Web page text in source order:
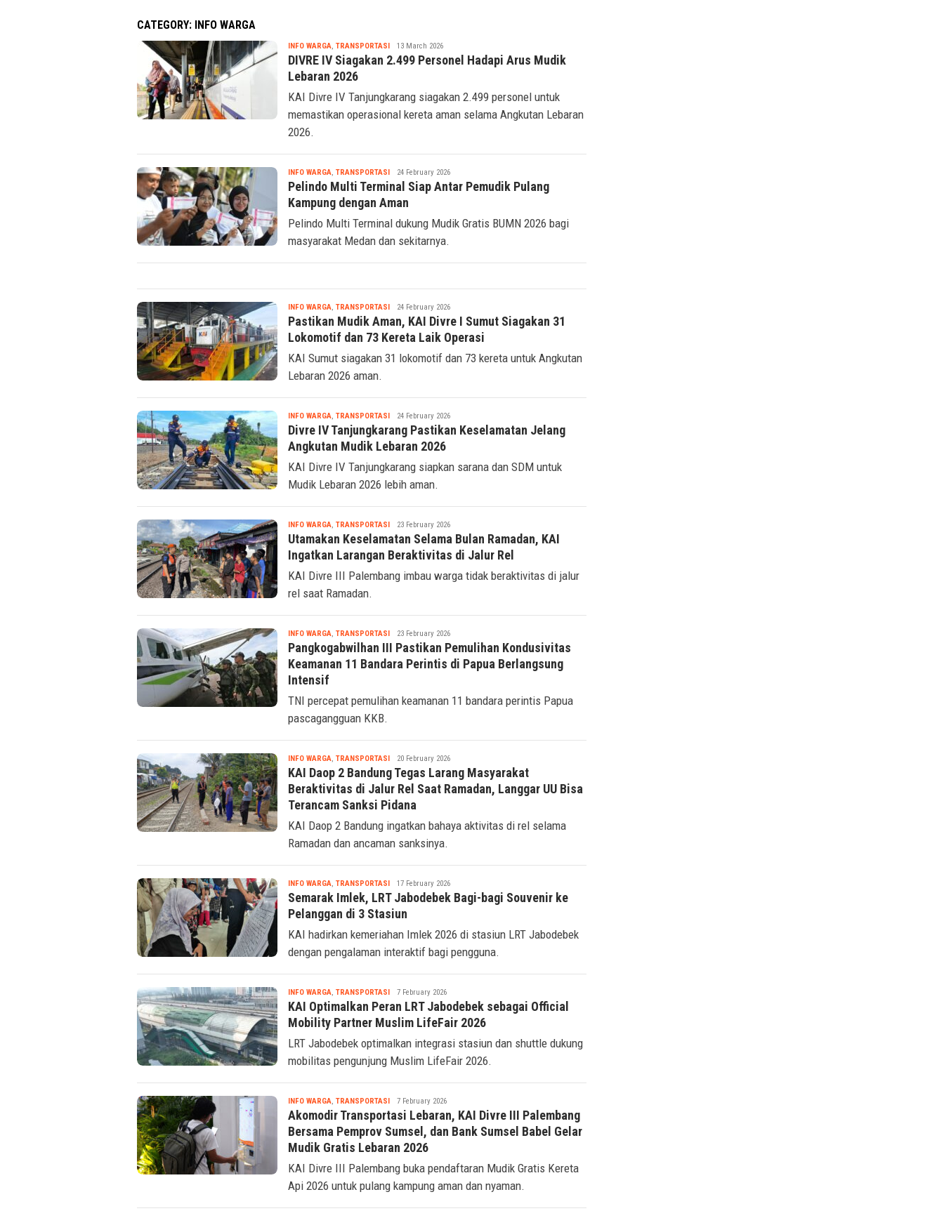
INFO WARGA, TRANSPORTASITsaqif
13 March 2026
DIVRE IV Siagakan 2.499 Personel Hadapi Arus Mudik
KAI Divre IV Tanjungkarang siagakan 2.499 personel untuk
memastikan operasional kereta aman selama Angkutan Lebaran
INFO WARGA,TRANSPORTASITsaqif24 February 2026
Pelindo Multi Terminal Siap Antar Pemudik Pulang
Kampung dengan Aman
Pelindo Multi Terminal dukung Mudik Gratis BUMN 2026 bagi
INFO WARGA, TRANSPORTASITsaqif
Ridwan
24 February 2026
Pastikan Mudik Aman, KAI Divre I Sumut Siagakan 31
Lokomotif dan 73 Kereta Laik Operasi
KAI Sumut siagakan 31 lokomotif dan 73 kereta untuk Angkutan
INFO WARGA ,TRANSPORTASITsaqif
Ridwan
24 February 2026
Divre IV Tanjungkarang Pastikan Keselamatan Jelang
Angkutan Mudik Lebaran 2026
KAI Divre IV Tanjungkarang siapkan sarana dan SDM untuk
INFO WARGA,TRANSPORTASITsaqif
Ridwan
23 February 2026
Utamakan Keselamatan Selama Bulan Ramadan, KAI
Ingatkan Larangan Beraktivitas di Jalur Rel
KAI Divre III Palembang imbau warga tidak beraktivitas di jalur
INFO WARGA,TRANSPORTASITsaqif
23 February 2026
Pangkogabwilhan III Pastikan Pemulihan Kondusivitas
Keamanan 11 Bandara Perintis di Papua Berlangsung
TNI percepat pemulihan keamanan 11 bandara perintis Papua
INFO WARGA, TRANSPORTASITsaqif
Ridwan
20 February 2026
KAI Daop 2 Bandung Tegas Larang Masyarakat
Beraktivitas di Jalur Rel Saat Ramadan, Langgar UU Bisa
KAI Daop 2 Bandung ingatkan bahaya aktivitas di rel selama
INFO WARGA, TRANSPORTASITsaqif
Ridwan
17 February 2026
Semarak Imlek, LRT Jabodebek Bagi-bagi Souvenir ke
Pelanggan di 3 Stasiun
KAI hadirkan kemeriahan Imlek 2026 di stasiun LRT Jabodebek
INFO WARGA,TRANSPORTASITsaqif
Ridwan
7 February 2026
KAI Optimalkan Peran LRT Jabodebek sebagai Official
Mobility Partner Muslim LifeFair 2026
LRT Jabodebek optimalkan integrasi stasiun dan shuttle dukung
INFO WARGA,TRANSPORTASITsaqif7 February 2026
Akomodir Transportasi Lebaran, KAI Divre III Palembang
Bersama Pemprov Sumsel, dan Bank Sumsel Babel Gelar
KAI Divre III Palembang buka pendaftaran Mudik Gratis Kereta